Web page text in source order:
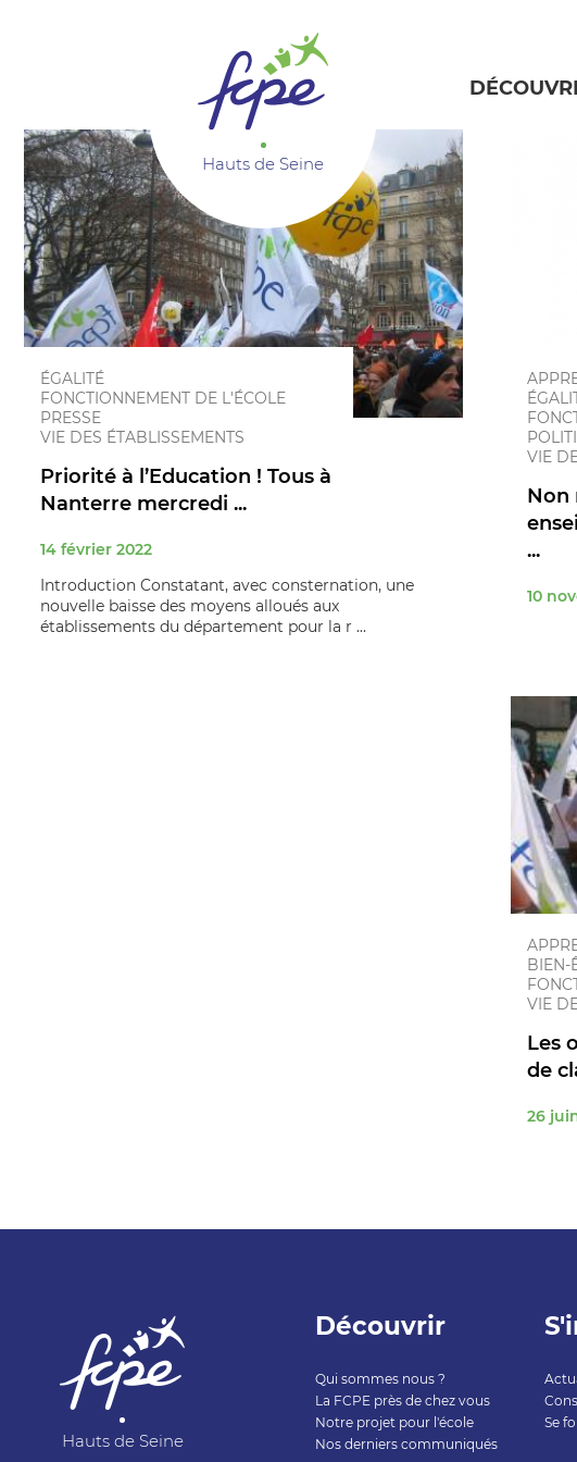
Hauts de Seine
ÉGALITÉ
FONCTIONNEMENT DE L'ÉCOLE
PRESSE
VIE DES ÉTABLISSEMENTS
Priorité à l’Education ! Tous à
Nanterre mercredi ...
14 février 2022
Introduction Constatant, avec consternation, une
nouvelle baisse des moyens alloués aux
établissements du département pour la r ...
VIE
Non
...
10
BIEN-
VIE
Les
de
26
Hauts de Seine
Découvrir
Qui sommes nous ?
La FCPE près de chez vous
Notre projet pour l'école
Nos derniers communiqués
Se